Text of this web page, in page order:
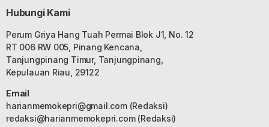
Hubungi Kami
Perum Griya Hang Tuah Permai Blok J1, No. 12
RT 006 RW 005, Pinang Kencana,
Tanjungpinang Timur, Tanjungpinang,
Kepulauan Riau, 29122
Email
harianmemokepri@gmail.com(Redaksi)
redaksi@harianmemokepri.com(Redaksi)